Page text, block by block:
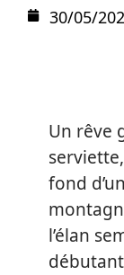
30/05/
Un rêve
fond
l’élan